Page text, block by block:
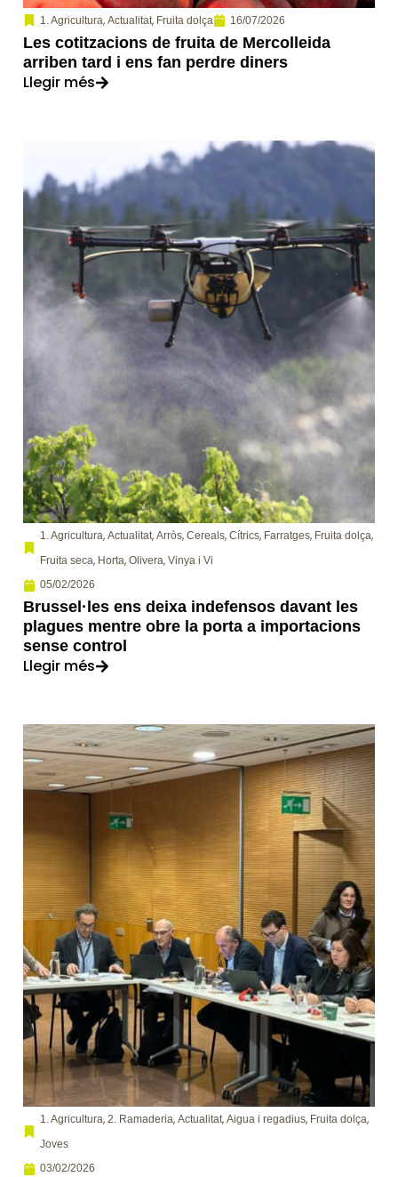
1. Agricultura, Actualitat, Fruita dolça 16/07/2026
Les cotitzacions de fruita de Mercolleida
arriben tard i ens fan perdre diners
Llegir més
1. Agricultura, Actualitat, Arròs, Cereals, Cítrics, Farratges, Fruita dolça,
Fruita seca, Horta, Olivera, Vinya i Vi
05/02/2026
Brussel·les ens deixa indefensos davant les
plagues mentre obre la porta a importacions
sense control
Llegir més
1. Agricultura, 2. Ramaderia, Actualitat, Aigua i regadius, Fruita dolça,
Joves
03/02/2026